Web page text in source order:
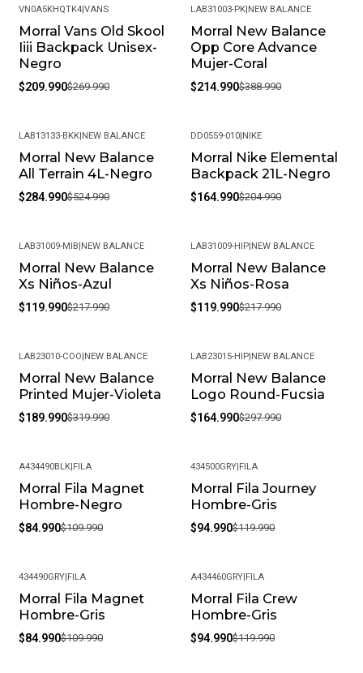
-22%
VN0A5KHQTK4|VANS
Morral Vans Old Skool
Iiii Backpack Unisex-
Negro
$209.990$269.990
-45%
LAB31003-PK|NEW BALANCE
Morral New Balance
Opp Core Advance
Mujer-Coral
$214.990$388.990
-46%
LAB13133-BKK|NEW BALANCE
Morral New Balance
All Terrain 4L-Negro
$284.990$524.990
-20%
DD0559-010|NIKE
Morral Nike Elemental
Backpack 21L-Negro
$164.990$204.990
-45%
LAB31009-MIB|NEW BALANCE
Morral New Balance
Xs Niños-Azul
$119.990$217.990
-45%
LAB31009-HIP|NEW BALANCE
Morral New Balance
Xs Niños-Rosa
$119.990$217.990
-41%
LAB23010-COO|NEW BALANCE
Morral New Balance
Printed Mujer-Violeta
$189.990$319.990
-45%
LAB23015-HIP|NEW BALANCE
Morral New Balance
Logo Round-Fucsia
$164.990$297.990
-23%
A434490BLK|FILA
Morral Fila Magnet
Hombre-Negro
$84.990$109.990
-21%
434500GRY|FILA
Morral Fila Journey
Hombre-Gris
$94.990$119.990
-23%
434490GRY|FILA
Morral Fila Magnet
Hombre-Gris
$84.990$109.990
-21%
A434460GRY|FILA
Morral Fila Crew
Hombre-Gris
$94.990$119.990